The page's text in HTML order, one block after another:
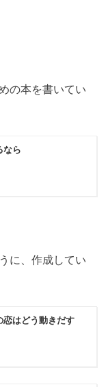
の本を書いてい
なら
に、作成してい
はどう動きだす